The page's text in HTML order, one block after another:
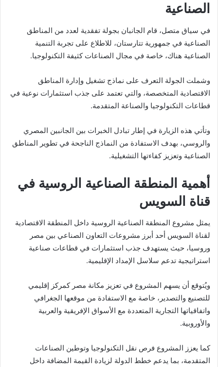
الصناعية
في سياق متصل، قام الجانبان بجولة تفقدية لعدد من المناطق
الصناعية في جمهورية تتارستان، للاطلاع على تجربة التنمية
الصناعية هناك، خاصة في مجال الصناعات كثيفة التكنولوجيا.
وشملت الجولة التعرف على نماذج تشغيل وإدارة المناطق
الاقتصادية المتخصصة، والتي تعتمد على جذب استثمارات نوعية في
قطاعات التكنولوجيا والصناعة المتقدمة.
وتأتي هذه الزيارة في إطار تبادل الخبرات بين الجانبين المصري
والروسي، بهدف الاستفادة من النماذج الناجحة في تطوير المناطق
الصناعية وتعزيز كفاءتها التشغيلية.
أهمية المنطقة الصناعية الروسية في
قناة السويس
يمثل مشروع المنطقة الصناعية الروسية داخل المنطقة الاقتصادية
لقناة السويس أحد أبرز مشروعات التعاون الصناعي بين مصر
وروسيا، حيث يستهدف جذب استثمارات في قطاعات صناعية
استراتيجية تدعم سلاسل الإمداد الإقليمية.
ويُتوقع أن يسهم المشروع في تعزيز مكانة مصر كمركز إقليمي
للتصنيع والتصدير، خاصة مع الاستفادة من موقعها الجغرافي
واتفاقياتها التجارية المتعددة مع الأسواق الإفريقية والعربية
والأوروبية.
كما يعزز المشروع فرص نقل التكنولوجيا وتوطين الصناعات
المتقدمة، بما يدعم خطط الدولة لزيادة القيمة المضافة داخل